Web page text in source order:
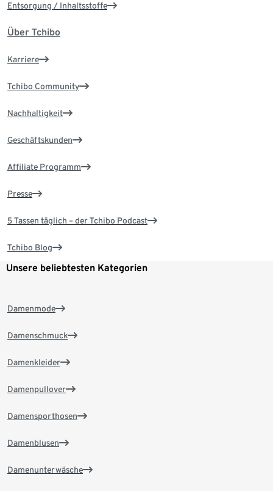
Entsorgung / Inhaltsstoffe
Über Tchibo
Karriere
Tchibo Community
Nachhaltigkeit
Geschäftskunden
Affiliate Programm
Presse
5 Tassen täglich – der Tchibo Podcast
Tchibo Blog
Unsere beliebtesten Kategorien
Damenmode
Damenschmuck
Damenkleider
Damenpullover
Damensporthosen
Damenblusen
Damenunterwäsche